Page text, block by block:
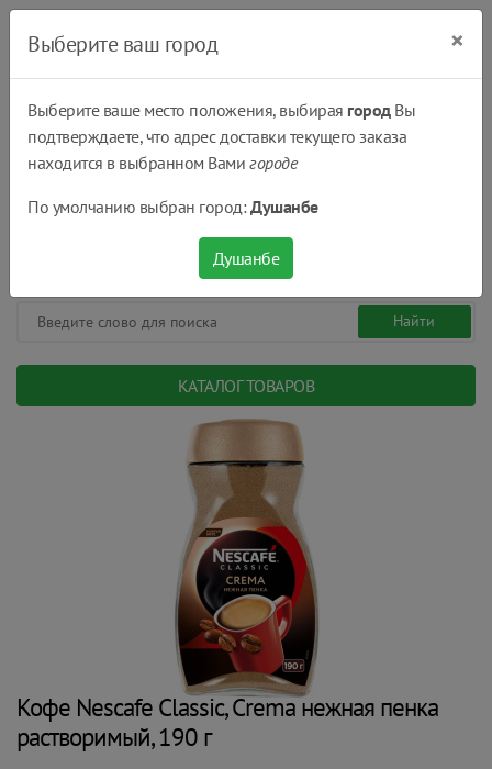
КАТАЛОГ ТОВАРОВ
Кофе Nescafe Classic, Crema нежная пенка
растворимый, 190 г
Выберите ваш город ×
Выберите ваше место положения, выбирая городВы
подтверждаете, что адрес доставки текущего заказа
находится в выбранном Вамигороде
По умолчанию выбран город:Душанбе
Душанбе